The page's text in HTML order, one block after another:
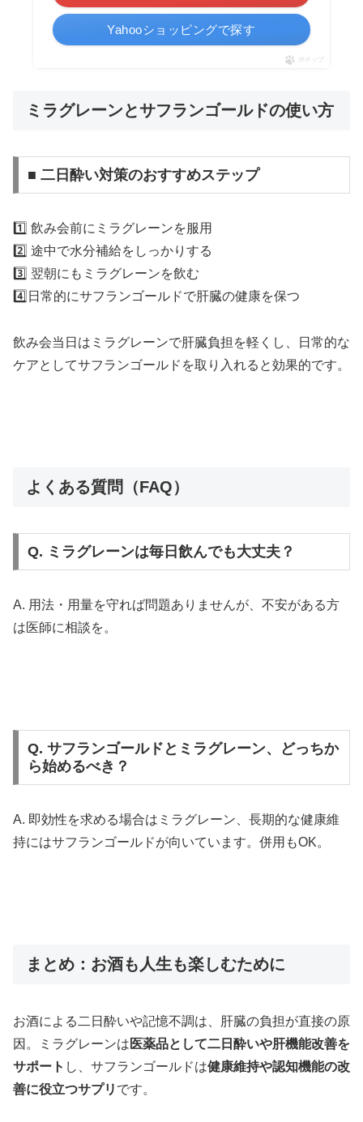
Yahooショッピングで探す
ポチップ
ミラグレーンとサフランゴールドの使い方
■ 二日酔い対策のおすすめステップ
1️⃣ 飲み会前にミラグレーンを服用
2️⃣ 途中で水分補給をしっかりする
3️⃣ 翌朝にもミラグレーンを飲む
4️⃣日常的にサフランゴールドで肝臓の健康を保つ
飲み会当日はミラグレーンで肝臓負担を軽くし、日常的な
ケアとしてサフランゴールドを取り入れると効果的です。
よくある質問（FAQ）
Q. ミラグレーンは毎日飲んでも大丈夫？
A. 用法・用量を守れば問題ありませんが、不安がある方
は医師に相談を。
Q. サフランゴールドとミラグレーン、どっちか
ら始めるべき？
A. 即効性を求める場合はミラグレーン、長期的な健康維
持にはサフランゴールドが向いています。併用もOK。
まとめ：お酒も人生も楽しむために
お酒による二日酔いや記憶不調は、肝臓の負担が直接の原
因。ミラグレーンは 医薬品として二日酔いや肝機能改善を
サポート し、サフランゴールドは健康維持や認知機能の改
善に役立つサプリ です。